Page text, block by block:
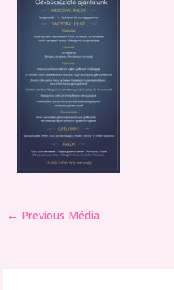
← Previous Média